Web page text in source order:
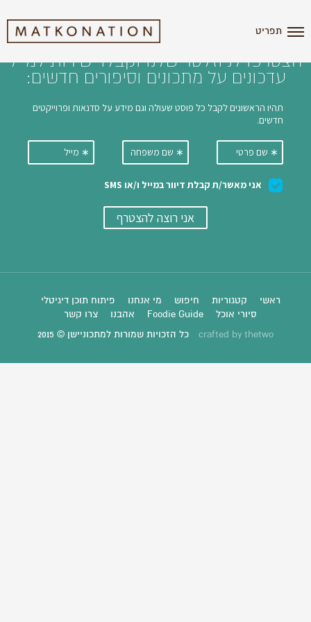
תפריט
הצטרפו לניוזלטר שלנו וקבלו ישירות למייל
עדכונים על מתכונים וסיפורים חדשים:
ראשי קטגוריות חיפוש מי אנחנו
פיתוח תוכן דיגיטלי
סיורי אוכל
Foodie Guide אהבנו צרו קשר
crafted by thetwo כל הזכויות שמורות למתכוניישן © 2015